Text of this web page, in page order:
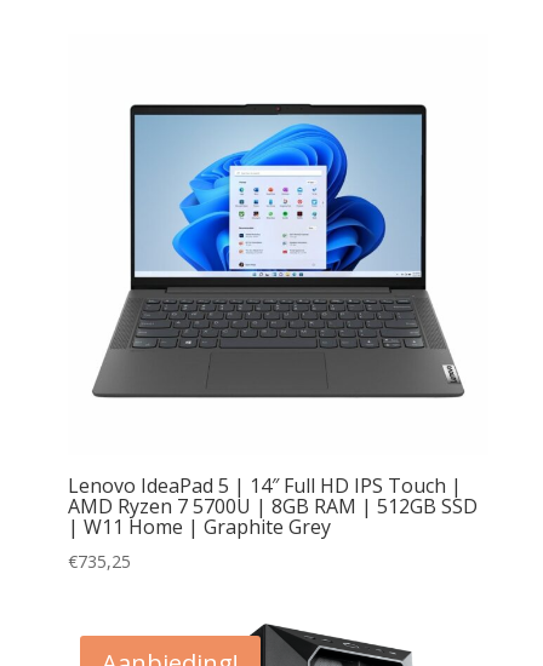
Lenovo IdeaPad 5 | 14″ Full HD IPS Touch |
AMD Ryzen 7 5700U | 8GB RAM | 512GB SSD
| W11 Home | Graphite Grey
€735,25